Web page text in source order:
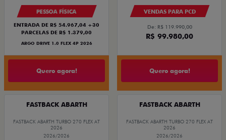
PESSOA FÍSICA
ENTRADA DE R$ 54.967,04 +30
PARCELAS DE R$ 1.379,00
ARGO DRIVE 1.0 FLEX 4P 2026
Quero agora!
VENDAS PARA PCD
De: R$ 119.990,00
R$ 99.980,00
Quero agora!
FASTBACK ABARTH
FASTBACK ABARTH TURBO 270 FLEX AT
2026
2026/2026
FASTBACK ABARTH
FASTBACK ABARTH TURBO 270 FLEX AT
2026
2026/2026